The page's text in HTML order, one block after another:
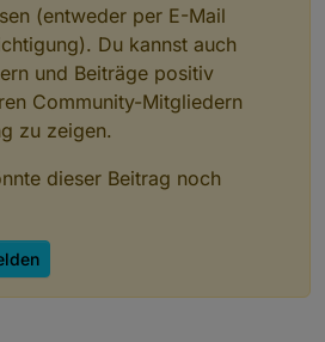
(entweder per E-Mail
Du kannst auch
und Beiträge positiv
Community-Mitgliedern
zu zeigen.
dieser Beitrag noch